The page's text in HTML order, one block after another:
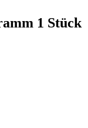
1 Stück